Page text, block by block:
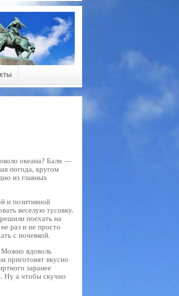
океана? Бали —
погода, кругом
из главных
и позитивной
веселую тусовку.
поехать на
раз и не просто
с ночевкой.
Можно вдоволь
приготовят вкусно
заранее
Ну а чтобы скучно